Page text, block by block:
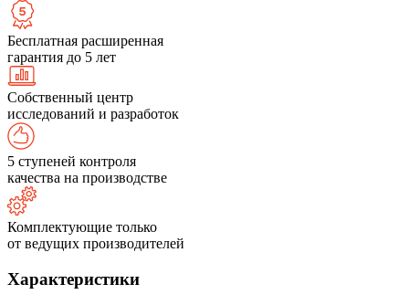
Бесплатная расширенная
гарантия до 5 лет
Собственный центр
исследований и разработок
5 ступеней контроля
качества на производстве
Комплектующие только
от ведущих производителей
Характеристики